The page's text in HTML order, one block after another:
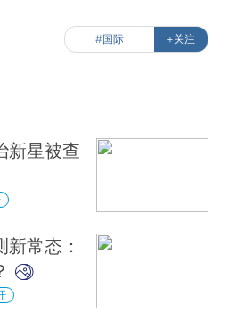
#国际 +关注
新星被查
常态：